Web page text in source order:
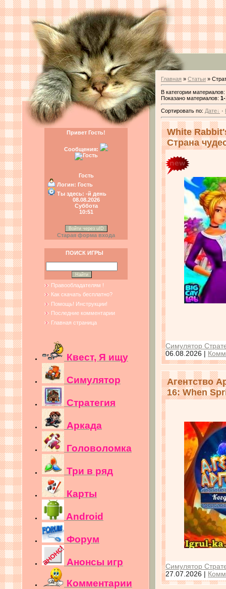
Привет Гость!
Сообщения:
Гость
Логин: Гость
Ты здесь: -й день
08.08.2026
Суббота
10:51
Войти через uID
Старая форма входа
ПОИСК ИГРЫ
Правообладателям !
Как скачать бесплатно?
Помощь! Инструкции!
Последние комментарии
Главная страница
Квест, Я ищу
Симулятор
Стратегия
Аркада
Головоломка
Три в ряд
Карты
Android
Форум
Анонсы игр
Комментарии
Главная » Статьи »
В категории материалов:
Показано материалов:
Сортировать по: Дате ·
White
Страна
Симулятор
06.08.2026
Агентство
16: When
Симулятор
27.07.2026